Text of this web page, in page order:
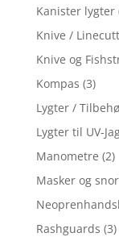
Kanister lygter
Knive /
Knive og
Kompas (3)
Lygter /
Lygter til UV-
Manometre (2)
Masker og
Rashguards (3)